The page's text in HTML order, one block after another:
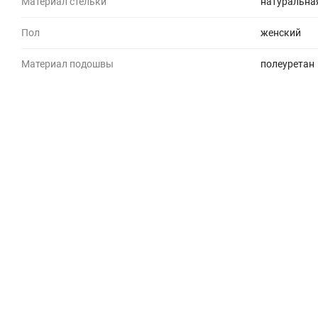
Пол женский
Материал подошвы полеуретан